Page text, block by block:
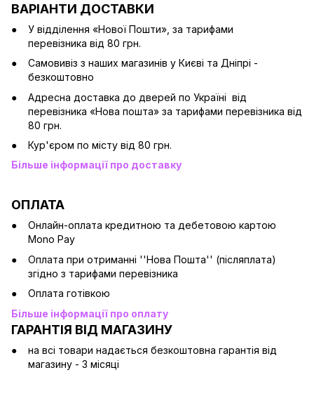
ВАРІАНТИ ДОСТАВКИ
У відділення «Нової Пошти», за тарифами
перевізника від 80 грн.
Cамовивіз з наших магазинів у Києві та Дніпрі -
безкоштовно
Адресна доставка до дверей по Україні від
перевізника «Нова пошта» за тарифами перевізника від
80 грн.
Кур'єром по місту від 80 грн.
Більше інформації про доставку
ОПЛАТА
Онлайн-оплата кредитною та дебетовою картою
Mono Pay
Оплата при отриманні ''Нова Пошта'' (післяплата)
згідно з тарифами перевізника
Оплата готівкою
Більше інформації про оплату
ГАРАНТІЯ ВІД МАГАЗИНУ
на всі товари надається безкоштовна гарантія від
магазину - 3 місяці